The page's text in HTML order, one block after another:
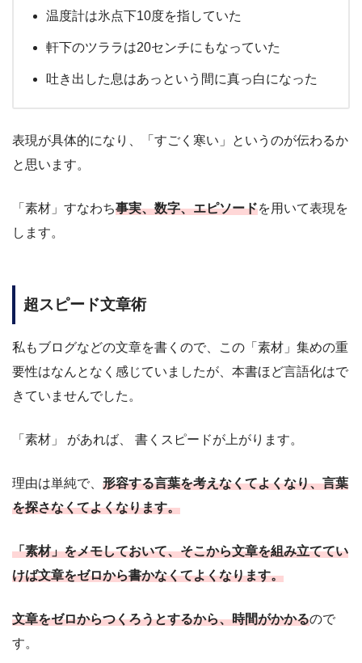
温度計は氷点下10度を指していた
軒下のツララは20センチにもなっていた
吐き出した息はあっという間に真っ白になった
表現が具体的になり、「すごく寒い」というのが伝わるか
と思います。
「素材」すなわち事実、数字、エピソードを用いて表現を
します。
超スピード文章術
私もブログなどの文章を書くので、この「素材」集めの重
要性はなんとなく感じていましたが、本書ほど言語化はで
きていませんでした。
「素材」 があれば、 書くスピードが上がります。
理由は単純で、 形容する言葉を考えなくてよくなり、言葉
を探さなくてよくなります。
「素材」をメモしておいて、そこから文章を組み立ててい
けば文章をゼロから書かなくてよくなります。
文章をゼロからつくろうとするから、時間がかかるので
す。